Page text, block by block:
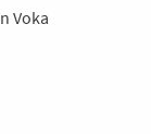
Voka